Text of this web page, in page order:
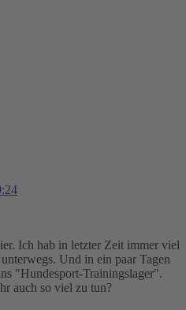
Ich hab in letzter Zeit immer viel
Und in ein paar Tagen
"Hundesport-Trainingslager".
auch so viel zu tun?